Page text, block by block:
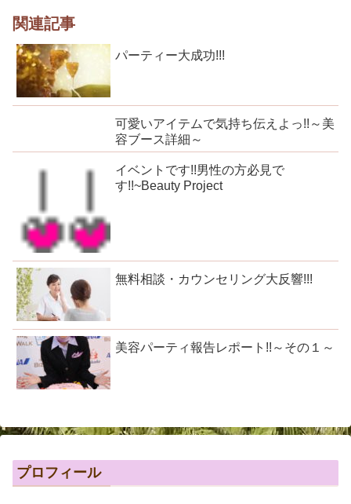
関連記事
パーティー大成功!!!
可愛いアイテムで気持ち伝えよっ!!～美
容ブース詳細～
イベントです!!男性の方必見で
す!!~Beauty Project
無料相談・カウンセリング大反響!!!
美容パーティ報告レポート!!～その１～
プロフィール